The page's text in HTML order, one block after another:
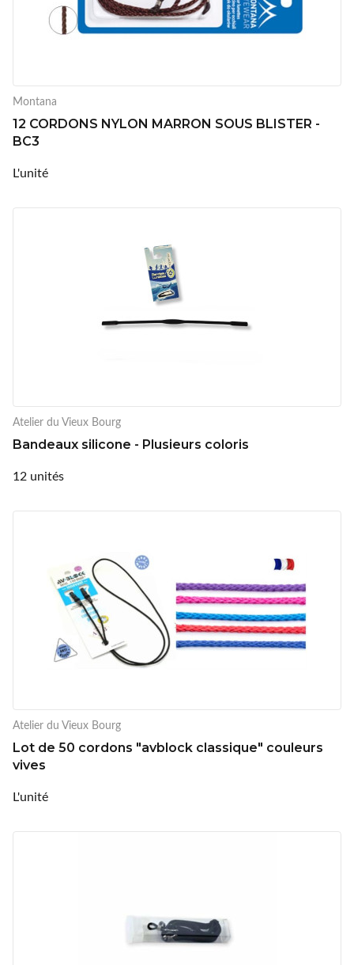
Montana
12 CORDONS NYLON MARRON SOUS BLISTER -
BC3
L'unité
Atelier du Vieux Bourg
Bandeaux silicone - Plusieurs coloris
12 unités
Atelier du Vieux Bourg
Lot de 50 cordons "avblock classique" couleurs
vives
L'unité